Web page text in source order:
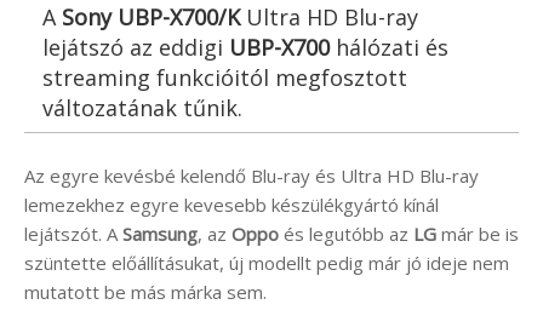
A Sony UBP-X700/KUltra HD Blu-ray
lejátszó az eddigi UBP-X700hálózati és
streaming funkcióitól megfosztott
változatának tűnik.
Az egyre kevésbé kelendő Blu-ray és Ultra HD Blu-ray
lemezekhez egyre kevesebb készülékgyártó kínál
lejátszót. A Samsung, az Oppo és legutóbb az LG már be is
szüntette előállításukat, új modellt pedig már jó ideje nem
mutatott be más márka sem.